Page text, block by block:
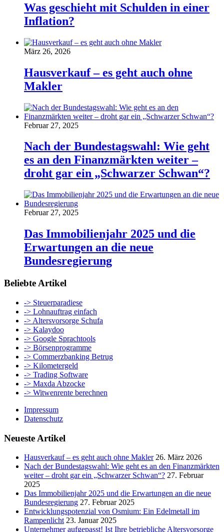
Was geschieht mit Schulden in einer
Inflation?
März 26, 2026
Hausverkauf – es geht auch ohne
Makler
Februar 27, 2025
Nach der Bundestagswahl: Wie geht
es an den Finanzmärkten weiter –
droht gar ein „Schwarzer Schwan“?
Februar 27, 2025
Das Immobilienjahr 2025 und die
Erwartungen an die neue
Bundesregierung
Beliebte Artikel
-> Steuerparadiese
-> Lohnauftrag einfach
-> Altersvorsorge Schufa
-> Kalaydoo
-> Google Sprachtools
-> Börsenprogramme
-> Commerzbanking Betrug
-> Kilometergeld
-> Trading Software
-> Maxda Abzocke
-> Witwenrente berechnen
Impressum
Datenschutz
Neueste Artikel
Hausverkauf – es geht auch ohne Makler 26. März 2026
Nach der Bundestagswahl: Wie geht es an den Finanzmärkten
weiter – droht gar ein „Schwarzer Schwan“? 27. Februar
2025
Das Immobilienjahr 2025 und die Erwartungen an die neue
Bundesregierung 27. Februar 2025
Entwicklungspotenzial von Osmium: Ein Edelmetall im
Rampenlicht 23. Januar 2025
Unternehmer aufgepasst! Ist Ihre betriebliche Altersvorsorge